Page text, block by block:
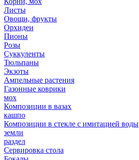
Листы
Овощи, фрукты
Орхидеи
Пионы
Розы
Суккуленты
Тюльпаны
Экзоты
Ампельные растения
Газонные коврики
мох
Композиции в вазах
кашпо
Композиции в стекле с имитацией воды
земли
раздел
Сервировка стола